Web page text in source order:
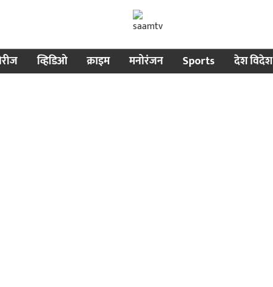
व्हिडिओ क्राइम मनोरंजन Sports देश विदेश